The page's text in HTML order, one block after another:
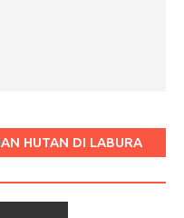
HUTAN DI LABURA